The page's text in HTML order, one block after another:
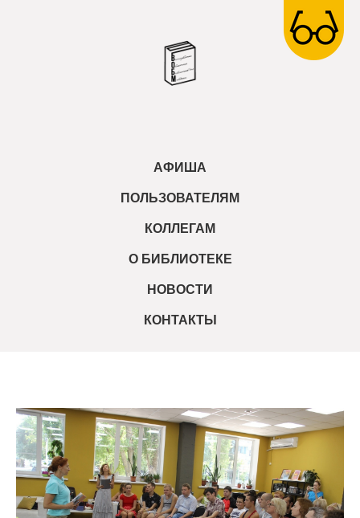
АФИША
ПОЛЬЗОВАТЕЛЯМ
КОЛЛЕГАМ
О БИБЛИОТЕКЕ
НОВОСТИ
КОНТАКТЫ